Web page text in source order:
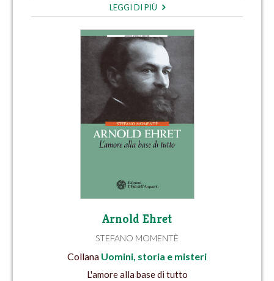
LEGGI DI PIÙ
Arnold Ehret
STEFANO MOMENTÈ
Collana Uomini, storia e misteri
L'amore alla base di tutto